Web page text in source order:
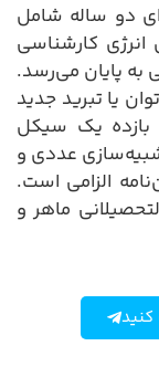
دو ساله شامل
انرژی کارشناسی
به پایان می‌رسد.
یا تبرید جدید
بازده یک سیکل
شبیه‌سازی عددی و
الزامی است.
ماهر و
کنید